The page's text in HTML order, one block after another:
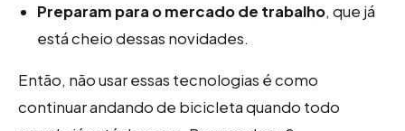
Preparam para o mercado de trabalho, que já
está cheio dessas novidades.
Então, não usar essas tecnologias é como
continuar andando de bicicleta quando todo